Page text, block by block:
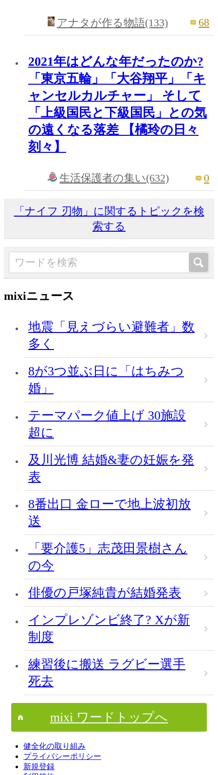
アナタが作る物語(133) 68
2021年はどんな年だったのか?
「東京五輪」「大谷翔平」「キ
ャンセルカルチャー」 そして
「上級国民と下級国民」との気
の遠くなる落差 【橘玲の日々
刻々】
生活保護者の集い(632) 0
「ナイフ 刃物」に関するトピックを検
索する
mixiニュース
地震「見えづらい避難者」数
多く
8が3つ並ぶ日に「はちみつ
婚」
テーマパーク値上げ 30施設
超に
及川光博 結婚&妻の妊娠を発
表
8番出口 金ローで地上波初放
送
「要介護5」志茂田景樹さん
の今
俳優の戸塚純貴が結婚発表
インプレゾンビ終了? Xが新
制度
練習後に搬送 ラグビー選手
死去
mixi ワードトップへ
健全化の取り組み
プライバシーポリシー
新規登録